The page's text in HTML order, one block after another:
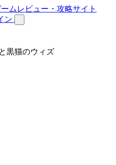
ン
黒猫のウィズ